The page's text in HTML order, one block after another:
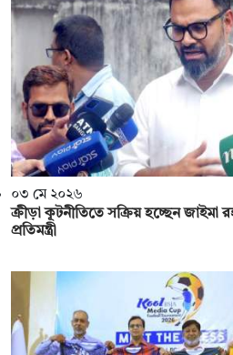
০৩ মে ২০২৬
ক্রীড়া কূটনীতিতে সক্রিয় হচ্ছেন জাইমা
প্রতিমন্ত্রী